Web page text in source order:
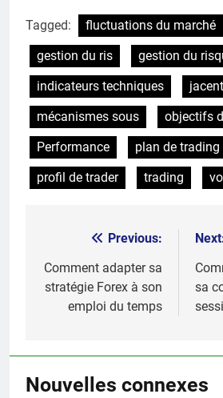
Tagged: fluctuations du marché
gestion du ris
gestion du
indicateurs techniques
mécanismes sous
objectifs
Performance
plan de trading
profil de trader
trading
navigation
Previous:
Comment adapter sa
stratégie Forex à son
emploi du temps
sa
Nouvelles connexes